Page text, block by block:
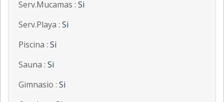
Serv.Mucamas : Si
Serv.Playa : Si
Piscina : Si
Sauna : Si
Gimnasio : Si